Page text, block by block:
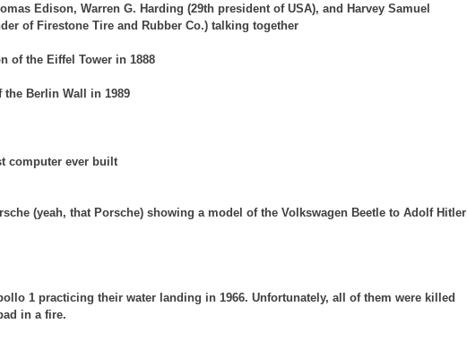
Edison, Warren G. Harding (29th president of USA), and Harvey Samuel
of Firestone Tire and Rubber Co.) talking together
of the Eiffel Tower in 1888
the Berlin Wall in 1989
computer ever built
(yeah, that Porsche) showing a model of the Volkswagen Beetle to Adolf Hitler
1 practicing their water landing in 1966. Unfortunately, all of them were killed
in a fire.